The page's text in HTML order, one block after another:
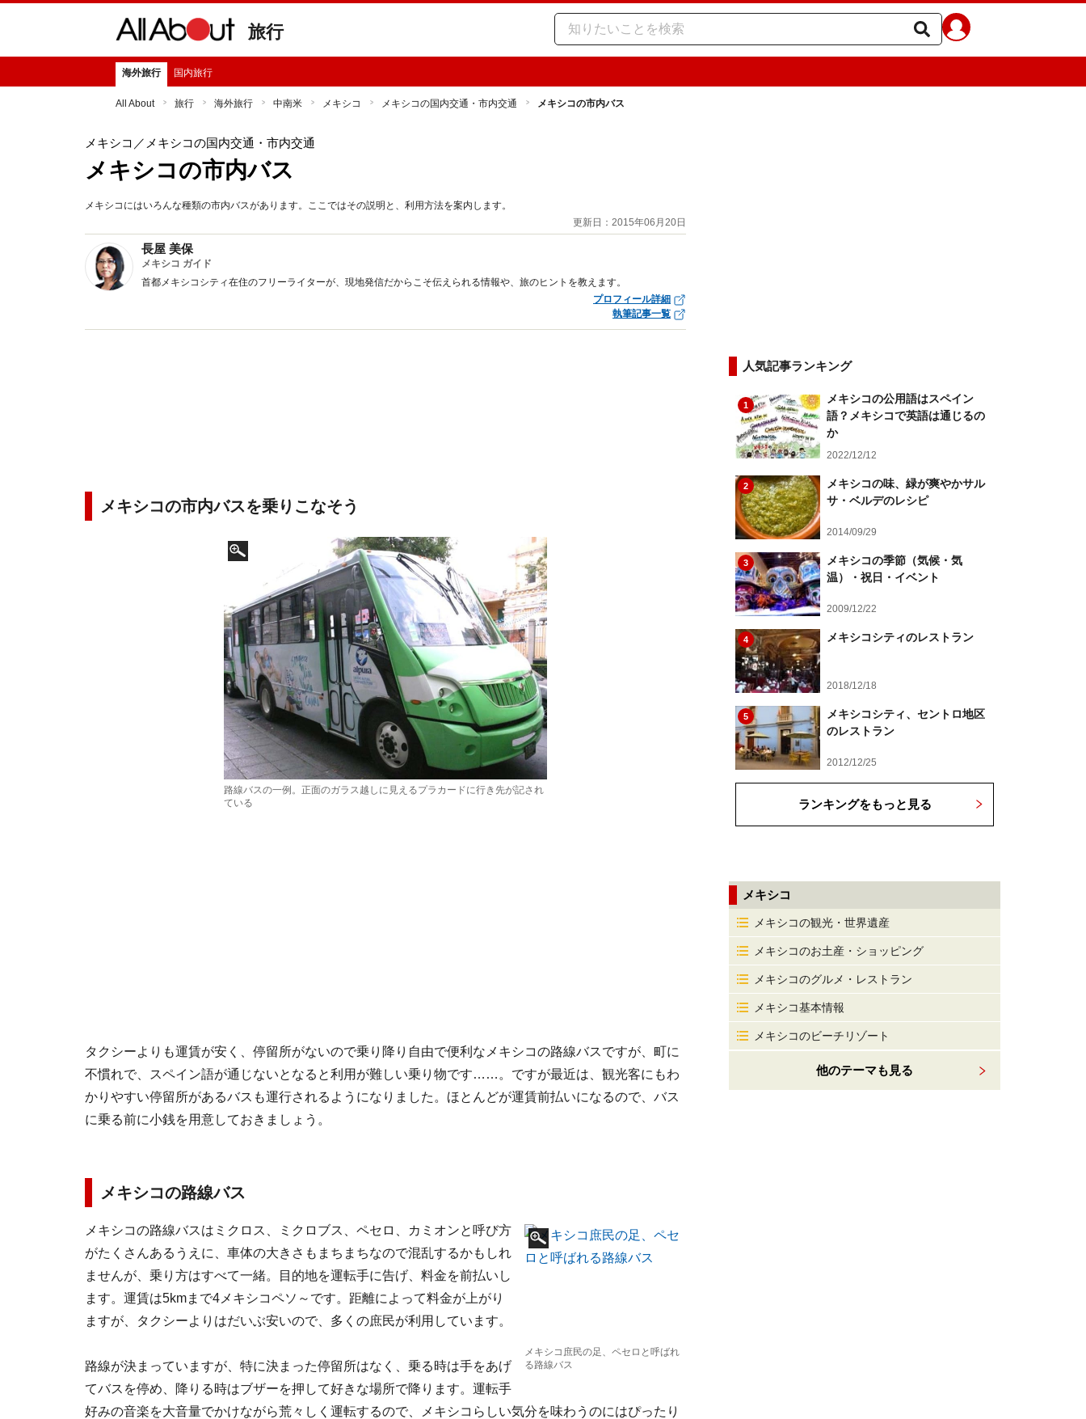
旅行
海外旅行 国内旅行
All About 旅行 海外旅行 中南米 メキシコ メキシコの国内交通・市内交通 メキシコの市内バス
メキシコ ／メキシコの国内交通・市内交通
メキシコの市内バス
メキシコにはいろんな種類の市内バスがあります。ここではその説明と、利用方法を案内します。
更新日：2015年06月20日
長屋 美保
メキシコ ガイド
首都メキシコシティ在住のフリーライターが、現地発信だからこそ伝えられる情報や、旅のヒントを教えます。
プロフィール詳細
執筆記事一覧
メキシコの市内バスを乗りこなそう
路線バスの一例。正面のガラス越しに見えるプラカードに行き先が記され
ている
タクシーよりも運賃が安く、停留所がないので乗り降り自由で便利なメキシコの路線バスですが、町に
不慣れで、スペイン語が通じないとなると利用が難しい乗り物です……。ですが最近は、観光客にもわ
かりやすい停留所があるバスも運行されるようになりました。ほとんどが運賃前払いになるので、バス
に乗る前に小銭を用意しておきましょう。
メキシコの路線バス
メキシコ庶民の足、ペセロと呼ばれ
る路線バス
メキシコの路線バスはミクロス、ミクロブス、ペセロ、カミオンと呼び方
がたくさんあるうえに、車体の大きさもまちまちなので混乱するかもしれ
ませんが、乗り方はすべて一緒。目的地を運転手に告げ、料金を前払いし
ます。運賃は5kmまで4メキシコペソ～です。距離によって料金が上がり
ますが、タクシーよりはだいぶ安いので、多くの庶民が利用しています。
路線が決まっていますが、特に決まった停留所はなく、乗る時は手をあげ
てバスを停め、降りる時はブザーを押して好きな場所で降ります。運転手
好みの音楽を大音量でかけながら荒々しく運転するので、メキシコらしい気分を味わうのにはぴったり
人気記事ランキング
1
メキシコの公用語はスペイン
語？メキシコで英語は通じるの
か
2022/12/12
2
メキシコの味、緑が爽やかサル
サ・ベルデのレシピ
2014/09/29
3
メキシコの季節（気候・気
温）・祝日・イベント
2009/12/22
4 メキシコシティのレストラン
2018/12/18
5
メキシコシティ、セントロ地区
のレストラン
2012/12/25
ランキングをもっと見る
メキシコ
メキシコの観光・世界遺産
メキシコのお土産・ショッピング
メキシコのグルメ・レストラン
メキシコ基本情報
メキシコのビーチリゾート
他のテーマも見る